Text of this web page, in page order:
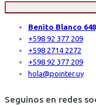
Benito Blanco
+598 92 377 209
+598 2714 2272
+598 92 377 209
hola@pointer.uy
Seguinos en redes